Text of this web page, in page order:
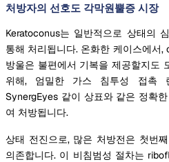
처방자의 선호도 각막원뿔증 시장
Keratoconus는 일반적으로 상태의
통해 처리됩니다. 온화한 케이스에
방울은 불편에서 기복을 제공할지도
위해, 엄밀한 가스 침투성 접촉
SynergEyes 같이 상표와 같은 정확
여 처방됩니다.
상태 전진으로, 많은 처방전은 첫번
의존합니다. 이 비침범성 절차는